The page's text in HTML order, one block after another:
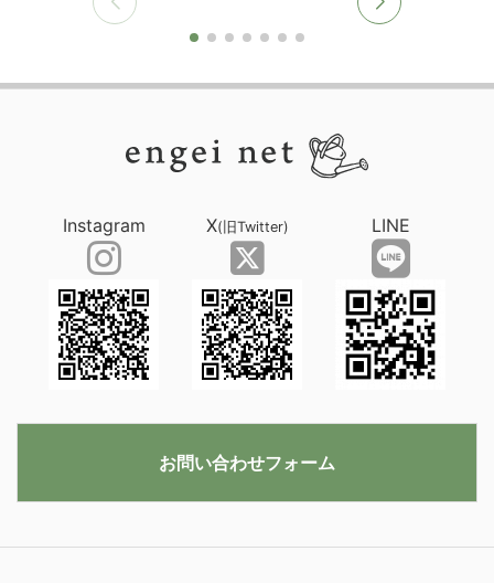
Instagram X(旧Twitter) LINE
お問い合わせフォーム